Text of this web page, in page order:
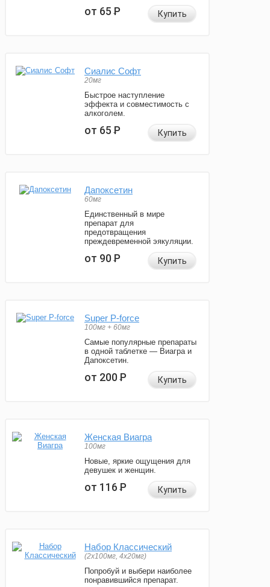
от 65Р Купить
Сиалис Софт
20мг
Быстрое наступление
эффекта и совместимость с
алкоголем.
от 65Р Купить
Дапоксетин
60мг
Единственный в мире
препарат для
предотвращения
преждевременной эякуляции.
от 90Р Купить
Super P-force
100мг + 60мг
Самые популярные препараты
в одной таблетке — Виагра и
Дапоксетин.
от 200Р Купить
Женская Виагра
100мг
Новые, яркие ощущения для
девушек и женщин.
от 116Р Купить
Набор Классический
(2x100мг, 4x20мг)
Попробуй и выбери наиболее
понравившийся препарат.